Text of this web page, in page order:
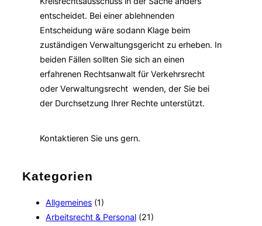
entscheidet. Bei einer ablehnenden
Entscheidung wäre sodann Klage beim
zuständigen Verwaltungsgericht zu erheben. In
beiden Fällen sollten Sie sich an einen
erfahrenen Rechtsanwalt für Verkehrsrecht
oder Verwaltungsrecht wenden, der Sie bei
der Durchsetzung Ihrer Rechte unterstützt.
Kontaktieren Sie uns gern.
Kategorien
Allgemeines (1)
Arbeitsrecht & Personal (21)